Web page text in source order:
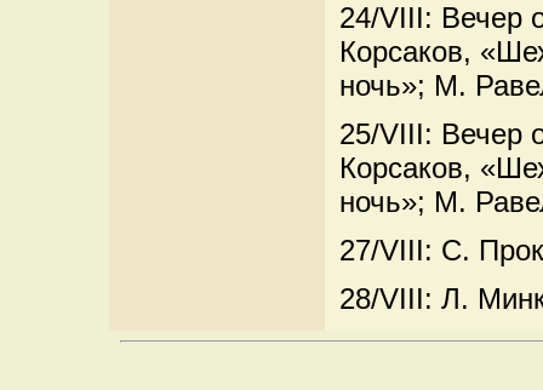
24/VIII: Вечер
Корсаков,
ночь»; М.
25/VIII: Вечер
Корсаков,
ночь»; М.
27/VIII: С.
28/VIII: Л.